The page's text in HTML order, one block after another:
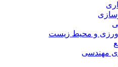
و محیط زیست